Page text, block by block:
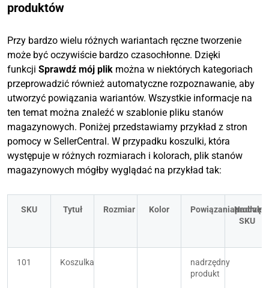
produktów
Przy bardzo wielu różnych wariantach ręczne tworzenie
może być oczywiście bardzo czasochłonne. Dzięki
funkcji Sprawdź mój plik można w niektórych kategoriach
przeprowadzić również automatyczne rozpoznawanie, aby
utworzyć powiązania wariantów. Wszystkie informacje na
ten temat można znaleźć w szablonie pliku stanów
magazynowych. Poniżej przedstawiamy przykład z stron
pomocy w SellerCentral. W przypadku koszulki, która
występuje w różnych rozmiarach i kolorach, plik stanów
magazynowych mógłby wyglądać na przykład tak:
SKU Tytuł Rozmiar Kolor Powiązania
SKU
101 Koszulka
nadrzędny
produkt